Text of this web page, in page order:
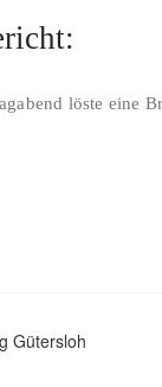
löste eine
Gütersloh